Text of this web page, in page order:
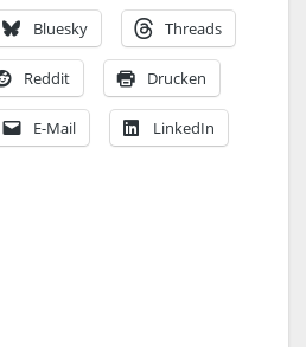
Bluesky Threads
Reddit Drucken
E-Mail LinkedIn